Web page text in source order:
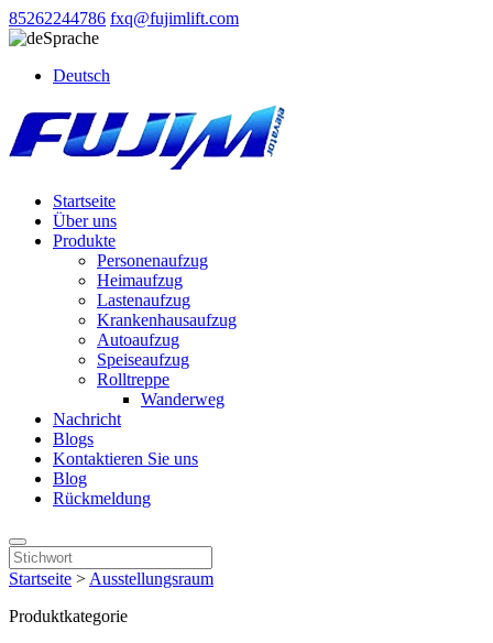
85262244786 fxq@fujimlift.com
Sprache
Deutsch
Startseite
Über uns
Produkte
Personenaufzug
Heimaufzug
Lastenaufzug
Krankenhausaufzug
Autoaufzug
Speiseaufzug
Rolltreppe
Wanderweg
Nachricht
Blogs
Kontaktieren Sie uns
Blog
Rückmeldung
Startseite > Ausstellungsraum
Produktkategorie